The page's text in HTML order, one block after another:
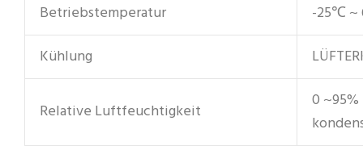
Betriebstemperatur
-25℃
Kühlung
Relative Luftfeuchtigkeit
0